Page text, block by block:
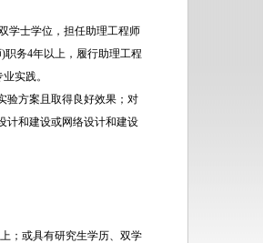
学士学位，担任助理工程师
职务4年以上，履行助理工程
实践。
验方案且取得良好效果；对
计和建设或网络设计和建设
；或具有研究生学历、双学